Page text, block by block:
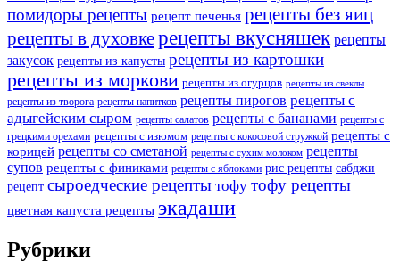
помидоры рецепты рецепт печенья рецепты без яиц
рецепты в духовкерецепты вкусняшек рецепты
закусок рецепты из капусты рецепты из картошки
рецепты из моркови рецепты из огурцов рецепты из свеклы
рецепты из творога рецепты напитков рецепты пирогов рецепты с
адыгейским сыром рецепты салатов рецепты с бананами рецепты с
грецкими орехами рецепты с изюмом рецепты с кокосовой стружкой рецепты с
корицей рецепты со сметаной рецепты с сухим молоком рецепты
супов рецепты с финиками рецепты с яблоками рис рецепты сабджи
рецепт сыроедческие рецепты тофу тофу рецепты
цветная капуста рецепты экадаши
Рубрики